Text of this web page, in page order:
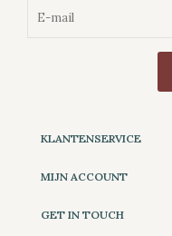
KLANTENSERVICE
MIJN ACCOUNT
GET IN TOUCH